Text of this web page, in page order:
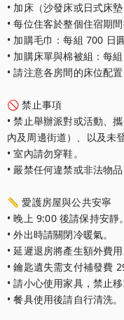
• 加床（沙發床或日式床
• 每位住客於整個住宿期間
• 加購毛巾：每組 700 日
• 加購床單與棉被組：每組
• 請注意各房間的床位配
🚫 禁止事項
• 禁止舉辦派對或活動、
內及周邊街道）、以及未
• 室內請勿穿鞋。
• 嚴禁任何違禁或非法物品
📏 愛護房屋與公共安寧
• 晚上 9:00 後請保持安靜。
• 外出時請關閉冷暖氣。
• 延遲退房將產生額外費用
• 鑰匙遺失需支付補發費
• 請小心使用家具，禁止
• 餐具使用後請自行清洗。